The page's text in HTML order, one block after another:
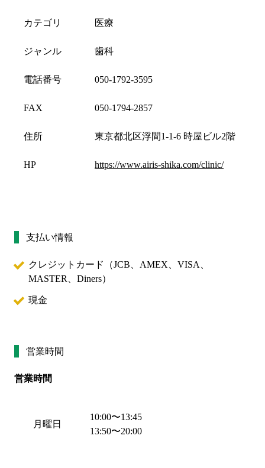
カテゴリ 医療
ジャンル 歯科
電話番号 050-1792-3595
FAX 050-1794-2857
住所 東京都北区浮間1-1-6 時屋ビル2階
HP https://www.airis-shika.com/clinic/
支払い情報
クレジットカード（JCB、AMEX、VISA、
MASTER、Diners）
現金
営業時間
営業時間
月曜日
10:00〜13:45
13:50〜20:00